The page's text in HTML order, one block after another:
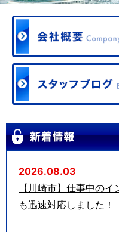
2026.08.03
【川崎市】仕事中の
も迅速対応しました！